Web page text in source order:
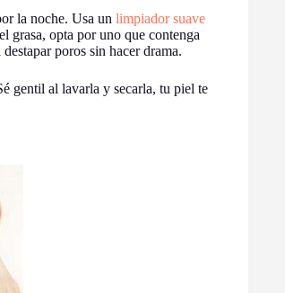
la noche. Usa un limpiador suave
grasa, opta por uno que contenga
poros sin hacer drama.
gentil al lavarla y secarla, tu piel te